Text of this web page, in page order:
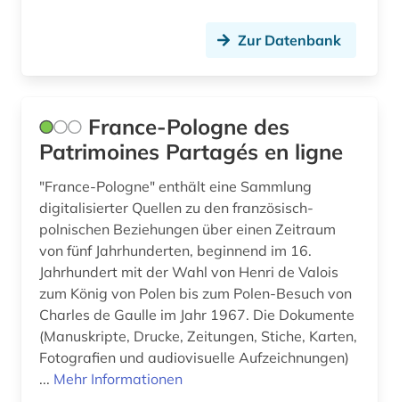
altbestand (2)
alte drucke (1)
alte geschichte (9)
alte landesschule korbach (1)
alter orient (4)
alternativbewegung (2)
Malta (1)
Mecklenburg-Vorpommern (11)
Mittelamerika (31)
Moldawien (7)
Monaco (1)
Montenegro (8)
Zur Datenbank
France-Pologne des
Patrimoines Partagés en ligne
"France-Pologne" enthält eine Sammlung
digitalisierter Quellen zu den französisch-
polnischen Beziehungen über einen Zeitraum
von fünf Jahrhunderten, beginnend im 16.
Jahrhundert mit der Wahl von Henri de Valois
zum König von Polen bis zum Polen-Besuch von
Charles de Gaulle im Jahr 1967. Die Dokumente
(Manuskripte, Drucke, Zeitungen, Stiche, Karten,
Fotografien und audiovisuelle Aufzeichnungen)
... Mehr Informationen